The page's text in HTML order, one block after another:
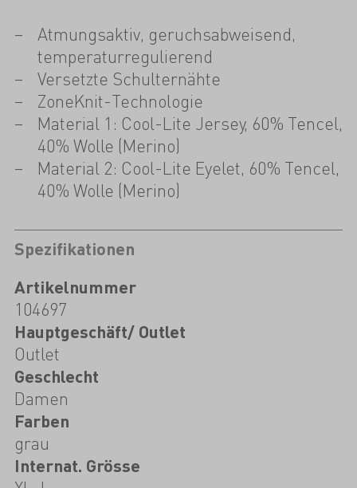
Atmungsaktiv, geruchsabweisend,
temperaturregulierend
Versetzte Schulternähte
ZoneKnit-Technologie
Material 1: Cool-Lite Jersey, 60% Tencel,
40% Wolle (Merino)
Material 2: Cool-Lite Eyelet, 60% Tencel,
40% Wolle (Merino)
Spezifikationen
Artikelnummer
104697
Hauptgeschäft/ Outlet
Outlet
Geschlecht
Damen
Farben
grau
Internat. Grösse